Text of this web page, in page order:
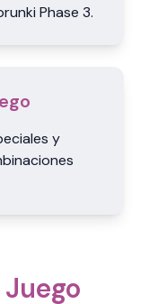
Phase 3.
y